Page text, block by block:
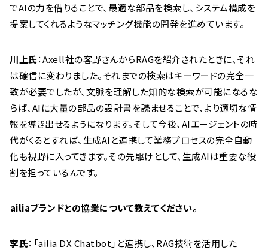
でAIの力を借りることで、最適な部品を検索し、システム構成を
提案してくれるようなマッチング機能の開発を進めています。
川上氏：Axell社の客野さんからRAGを紹介されたときに、それ
は確信に変わりました。それまでの検索はキーワードの完全一
致が必要でしたが、文脈を理解した知的な検索が可能になるな
らば、AIに大量の部品の設計書を読ませることで、より適切な情
報を導き出せるようになります。そして今後、AIエージェントの時
代がくるとすれば、生成AIと連携して業務プロセスの完全自動
化も視野に入ってきます。その先駆けとして、生成AIは重要な役
割を担っているんです。
――ailiaブランドとの協業について教えてください。
李氏：「ailia DX Chatbot」と連携し、RAG技術を活用した